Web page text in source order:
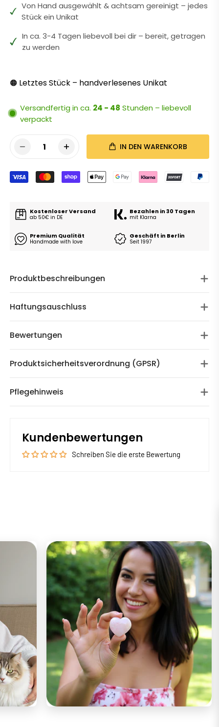
Von Hand ausgewählt & achtsam gereinigt – jedes
Stück ein Unikat
In ca. 3-4 Tagen liebevoll bei dir – bereit, getragen
zu werden
🟠 Letztes Stück – handverlesenes Unikat
Versandfertig in ca. 24 - 48 Stunden – liebevoll
verpackt
1 IN DEN WARENKORB
Kostenloser Versand
ab 50€ in DE
Bezahlen in 30 Tagen
mit Klarna
Premium Qualität
Handmade with love
Geschäft in Berlin
Seit 1997
Produktbeschreibungen
Haftungsauschluss
Bewertungen
Produktsicherheitsverordnung (GPSR)
Pflegehinweis
Kundenbewertungen
Schreiben Sie die erste Bewertung